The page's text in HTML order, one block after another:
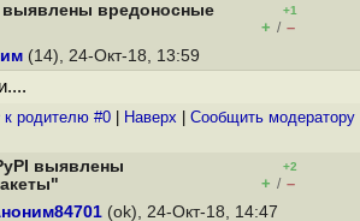
выявлены вредоносные
+1
+ / –
(14), 24-Окт-18, 13:59
к родителю #0 Наверх Cообщить модератору
выявлены
+2
+ / –
(ok), 24-Окт-18, 14:47